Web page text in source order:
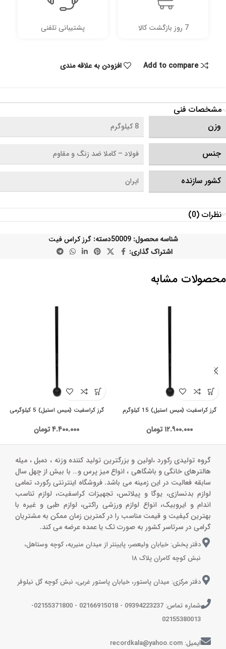
7 روز بازگشت کالا پشتیبانی تلفنی
Add to compare افزودن به علاقه مندی
مشخصات فنی
وزن
8 کیلوگرم
جنس فولاد – کاملا ضد زنگ و مقاوم
کشور سازنده ایران
نظرات (0)
شناسه محصول:50009دسته: گرز کراس فیت
اشتراک گذاری:
محصولات مشابه
گرز کراسفیت (میس استیل) 15 کیلوگرم
۱۲.۹۰۰.۰۰۰تومان
گرز کراسفیت (میس استیل) 5 کیلوگرمی
۴.۴۰۰.۰۰۰تومان
گروه تولیدی رکورد ،اولین و بزرگترین تولید کننده وزنه ، دمبل ، میله
هالترهای خانگی و باشگاهی ، انواع میز پرس و‌… با بیش از چهل سال
سابقه فعالیت در این زمینه می باشد. فروشگاه اینترنتی رکورد، تمامی
لوازم بدنسازی، یوگا و پیلاتس، تجهیزات کراسفیت، لوازم تناسب
اندام و ایروبیک، انواع لوازم ورزشی راکتی، لوازم طبی و غیره با
بهترین کیفیت و قیمت مناسب را در کمترین زمان ممکن به مشتریان
گرامی در سرتاسر کشور به صورت تک یا عمده عرضه می کند.
دفتر پخش: خیابان ولیعصر، پایینتر از میدان منیریه، کوچه وستاهل،
نبش کوچه کامران پلاک ۱۸
دفتر مرکزی: میدان پاستور، خیابان پاستور غربی، نبش کوچه گل نیلوفر
شماره تماس: 09394223237 - 02166915018 - 02155371800-
02155380013
ایمیل: recordkala@yahoo.com